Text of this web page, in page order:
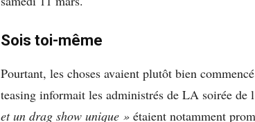
Sois toi-même
Pourtant, les choses avaient plutôt bien
teasing informait les administrés de LA soirée de
et un drag show unique » étaient notamment